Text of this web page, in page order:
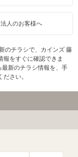
法人のお客様へ
のチラシで、カインズ 藤
報をすぐに確認できま
新のチラシ情報を、手
さい。